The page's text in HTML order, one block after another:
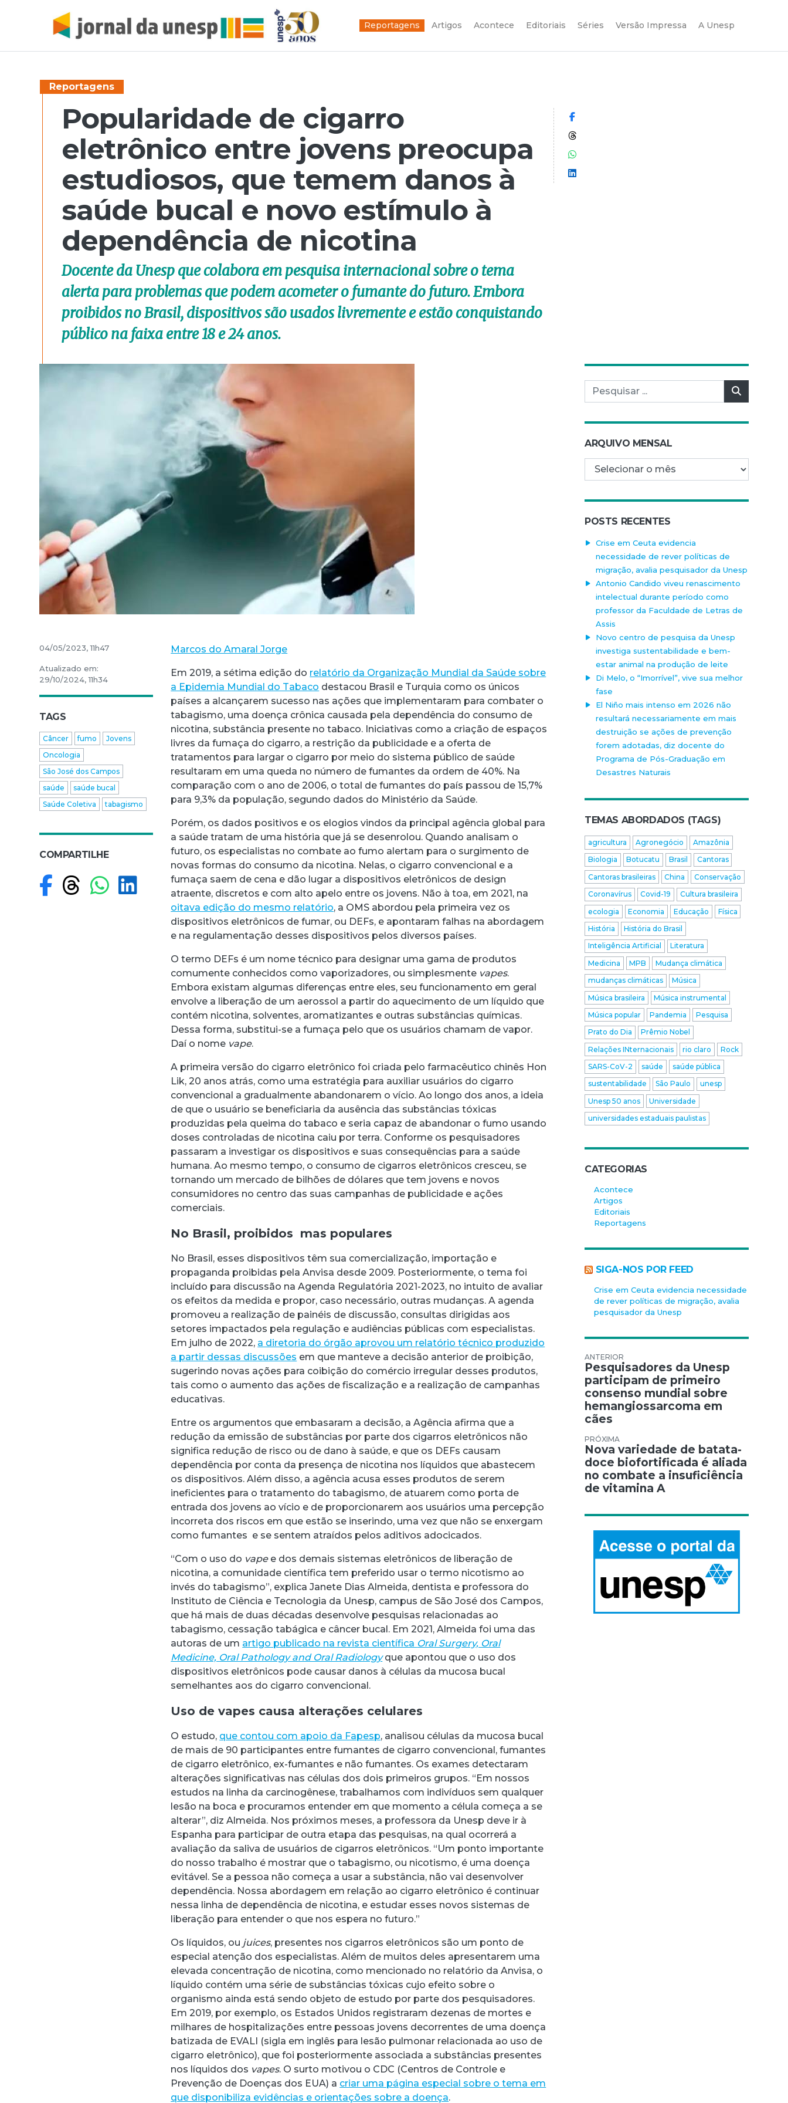
Reportagens Artigos Acontece Editoriais Séries Versão Impressa A Unesp
Reportagens
Popularidade de cigarro
eletrônico entre jovens preocupa
estudiosos, que temem danos à
saúde bucal e novo estímulo à
dependência de nicotina
Docente da Unesp que colabora em pesquisa internacional sobre o tema
alerta para problemas que podem acometer o fumante do futuro. Embora
proibidos no Brasil, dispositivos são usados livremente e estão conquistando
público na faixa entre 18 e 24 anos.
Compartilhar no Facebook
Compartilhar no Threads
Compartilhar no WhatsApp
Compartilhar no LinkedIn
Marcos do Amaral Jorge
Em 2019, a sétima edição do relatório da Organização Mundial da Saúde sobre
a Epidemia Mundial do Tabaco destacou Brasil e Turquia como os únicos
países a alcançarem sucesso nas ações que implementaram para combater o
tabagismo, uma doença crônica causada pela dependência do consumo de
nicotina, substância presente no tabaco. Iniciativas como a criação de espaços
livres da fumaça do cigarro, a restrição da publicidade e a oferta de
tratamentos para largar o cigarro por meio do sistema público de saúde
resultaram em uma queda no número de fumantes da ordem de 40%. Na
comparação com o ano de 2006, o total de fumantes do país passou de 15,7%
para 9,3% da população, segundo dados do Ministério da Saúde.
Porém, os dados positivos e os elogios vindos da principal agência global para
a saúde tratam de uma história que já se desenrolou. Quando analisam o
futuro, os especialistas no combate ao fumo alertam para o surgimento de
novas formas do consumo da nicotina. Nelas, o cigarro convencional e a
fumaça saem de cena e dão lugar a dispositivos eletrônicos de design
atraente, discretos e com alto apelo entre os jovens. Não à toa, em 2021, na
oitava edição do mesmo relatório, a OMS abordou pela primeira vez os
dispositivos eletrônicos de fumar, ou DEFs, e apontaram falhas na abordagem
e na regulamentação desses dispositivos pelos diversos países.
O termo DEFs é um nome técnico para designar uma gama de produtos
comumente conhecidos como vaporizadores, ou simplesmente vapes.
Embora existam algumas diferenças entre eles, seu funcionamento em geral
envolve a liberação de um aerossol a partir do aquecimento de um líquido que
contém nicotina, solventes, aromatizantes e outras substâncias químicas.
Dessa forma, substitui-se a fumaça pelo que os usuários chamam de vapor.
Daí o nome vape.
A primeira versão do cigarro eletrônico foi criada pelo farmacêutico chinês Hon
Lik, 20 anos atrás, como uma estratégia para auxiliar usuários do cigarro
convencional a gradualmente abandonarem o vício. Ao longo dos anos, a ideia
de que o usuário se beneficiaria da ausência das substâncias tóxicas
produzidas pela queima do tabaco e seria capaz de abandonar o fumo usando
doses controladas de nicotina caiu por terra. Conforme os pesquisadores
passaram a investigar os dispositivos e suas consequências para a saúde
humana. Ao mesmo tempo, o consumo de cigarros eletrônicos cresceu, se
tornando um mercado de bilhões de dólares que tem jovens e novos
consumidores no centro das suas campanhas de publicidade e ações
comerciais.
No Brasil, proibidos mas populares
No Brasil, esses dispositivos têm sua comercialização, importação e
propaganda proibidas pela Anvisa desde 2009. Posteriormente, o tema foi
incluído para discussão na Agenda Regulatória 2021-2023, no intuito de avaliar
os efeitos da medida e propor, caso necessário, outras mudanças. A agenda
promoveu a realização de painéis de discussão, consultas dirigidas aos
setores impactados pela regulação e audiências públicas com especialistas.
Em julho de 2022, a diretoria do órgão aprovou um relatório técnico produzido
a partir dessas discussões em que manteve a decisão anterior de proibição,
sugerindo novas ações para coibição do comércio irregular desses produtos,
tais como o aumento das ações de fiscalização e a realização de campanhas
educativas.
Entre os argumentos que embasaram a decisão, a Agência afirma que a
redução da emissão de substâncias por parte dos cigarros eletrônicos não
significa redução de risco ou de dano à saúde, e que os DEFs causam
dependência por conta da presença de nicotina nos líquidos que abastecem
os dispositivos. Além disso, a agência acusa esses produtos de serem
ineficientes para o tratamento do tabagismo, de atuarem como porta de
entrada dos jovens ao vício e de proporcionarem aos usuários uma percepção
incorreta dos riscos em que estão se inserindo, uma vez que não se enxergam
como fumantes e se sentem atraídos pelos aditivos adocicados.
“Com o uso do vapee dos demais sistemas eletrônicos de liberação de
nicotina, a comunidade científica tem preferido usar o termo nicotismo ao
invés do tabagismo”, explica Janete Dias Almeida, dentista e professora do
Instituto de Ciência e Tecnologia da Unesp, campus de São José dos Campos,
que há mais de duas décadas desenvolve pesquisas relacionadas ao
tabagismo, cessação tabágica e câncer bucal. Em 2021, Almeida foi uma das
autoras de um artigo publicado na revista científica Oral Surgery, Oral
Medicine, Oral Pathology and Oral Radiologyque apontou que o uso dos
dispositivos eletrônicos pode causar danos à células da mucosa bucal
semelhantes aos do cigarro convencional.
Uso de vapes causa alterações celulares
O estudo, que contou com apoio da Fapesp, analisou células da mucosa bucal
de mais de 90 participantes entre fumantes de cigarro convencional, fumantes
de cigarro eletrônico, ex-fumantes e não fumantes. Os exames detectaram
alterações significativas nas células dos dois primeiros grupos. “Em nossos
estudos na linha da carcinogênese, trabalhamos com indivíduos sem qualquer
lesão na boca e procuramos entender em que momento a célula começa a se
alterar”, diz Almeida. Nos próximos meses, a professora da Unesp deve ir à
Espanha para participar de outra etapa das pesquisas, na qual ocorrerá a
avaliação da saliva de usuários de cigarros eletrônicos. “Um ponto importante
do nosso trabalho é mostrar que o tabagismo, ou nicotismo, é uma doença
evitável. Se a pessoa não começa a usar a substância, não vai desenvolver
dependência. Nossa abordagem em relação ao cigarro eletrônico é continuar
nessa linha de dependência de nicotina, e estudar esses novos sistemas de
liberação para entender o que nos espera no futuro.”
Os líquidos, ou juices, presentes nos cigarros eletrônicos são um ponto de
especial atenção dos especialistas. Além de muitos deles apresentarem uma
elevada concentração de nicotina, como mencionado no relatório da Anvisa, o
líquido contém uma série de substâncias tóxicas cujo efeito sobre o
organismo ainda está sendo objeto de estudo por parte dos pesquisadores.
Em 2019, por exemplo, os Estados Unidos registraram dezenas de mortes e
milhares de hospitalizações entre pessoas jovens decorrentes de uma doença
batizada de EVALI (sigla em inglês para lesão pulmonar relacionada ao uso de
cigarro eletrônico), que foi posteriormente associada a substâncias presentes
nos líquidos dos vapes. O surto motivou o CDC (Centros de Controle e
Prevenção de Doenças dos EUA) a criar uma página especial sobre o tema em
que disponibiliza evidências e orientações sobre a doença.
04/05/2023, 11h47
Atualizado em:
29/10/2024, 11h34
TAGS
Câncer fumo
Jovens
Oncologia
São José dos Campos
saúde
saúde bucal
Saúde Coletiva
tabagismo
COMPARTILHE
Compartilhar no Facebook
Compartilhar no Threads
Compartilhar no WhatsApp
Compartilhar no LinkedIn
Pesquisar por:
ARQUIVO MENSAL
Arquivo mensal
POSTS RECENTES
Crise em Ceuta evidencia
necessidade de rever políticas de
migração, avalia pesquisador da Unesp
Antonio Candido viveu renascimento
intelectual durante período como
professor da Faculdade de Letras de
Assis
Novo centro de pesquisa da Unesp
investiga sustentabilidade e bem-
estar animal na produção de leite
Di Melo, o “Imorrível”, vive sua melhor
fase
El Niño mais intenso em 2026 não
resultará necessariamente em mais
destruição se ações de prevenção
forem adotadas, diz docente do
Programa de Pós-Graduação em
Desastres Naturais
TEMAS ABORDADOS (TAGS)
agricultura Agronegócio
Amazônia
Biologia
Botucatu Brasil
Cantoras
Cantoras brasileiras
China
Conservação
Coronavírus
Covid-19
Cultura brasileira
ecologia
Economia Educação
Física
História
História do Brasil
Inteligência Artificial
Literatura
Medicina
MPB
Mudança climática
mudanças climáticas
Música
Música brasileira
Música instrumental
Música popular
Pandemia
Pesquisa
Prato do Dia
Prêmio Nobel
Relações INternacionais
rio claro
Rock
SARS-CoV-2
saúde
saúde pública
sustentabilidade
São Paulo
unesp
Unesp 50 anos
Universidade
universidades estaduais paulistas
CATEGORIAS
Acontece
Artigos
Editoriais
Reportagens
SIGA-NOS POR FEED
Crise em Ceuta evidencia necessidade
de rever políticas de migração, avalia
pesquisador da Unesp
Navegação de Post
Pesquisadores da Unesp
participam de primeiro
consenso mundial sobre
hemangiossarcoma em
cães
Nova variedade de batata-
doce biofortificada é aliada
no combate a insuficiência
de vitamina A